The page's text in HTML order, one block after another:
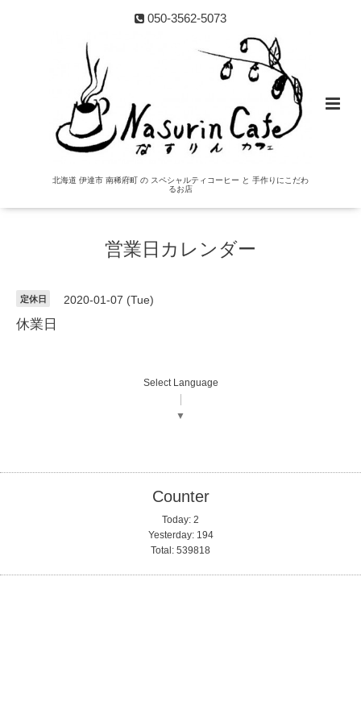
050-3562-5073
北海道 伊達市 南稀府町 の スペシャルティコーヒー と 手作りにこだわ
るお店
営業日カレンダー
定休日 2020-01-07 (Tue)
休業日
Select Language
▼
Counter
Today: 2
Yesterday: 194
Total: 539818